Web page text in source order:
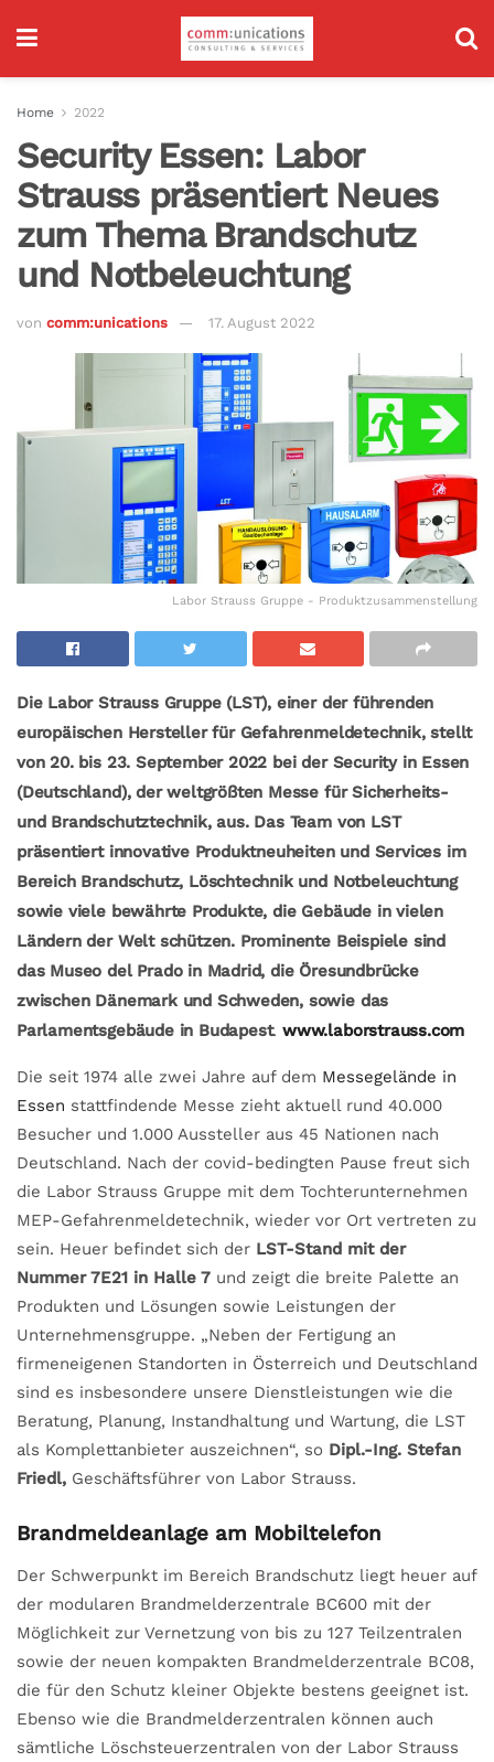
Home 2022
Security Essen: Labor
Strauss präsentiert Neues
zum Thema Brandschutz
und Notbeleuchtung
von comm:unications 17. August 2022
Labor Strauss Gruppe - Produktzusammenstellung
Die Labor Strauss Gruppe (LST), einer der führenden
europäischen Hersteller für Gefahrenmeldetechnik, stellt
von 20. bis 23. September 2022 bei der Security in Essen
(Deutschland), der weltgrößten Messe fürSicherheits-
und Brandschutztechnik, aus. Das Team von LST
präsentiert innovative Produktneuheiten und Services im
Bereich Brandschutz, Löschtechnik und Notbeleuchtung
sowie viele bewährte Produkte, die Gebäude in vielen
Ländern der Welt schützen. Prominente Beispiele sind
das Museo del Prado in Madrid, die Öresundbrücke
zwischen Dänemark und Schweden, sowie das
Parlamentsgebäude in Budapest.www.laborstrauss.com
Die seit 1974 alle zwei Jahre auf dem Messegelände in
Essen stattfindende Messe zieht aktuell rund 40.000
Besucher und 1.000 Aussteller aus 45 Nationen nach
Deutschland. Nach der covid-bedingten Pause freut sich
die Labor Strauss Gruppe mit dem Tochterunternehmen
MEP-Gefahrenmeldetechnik, wieder vor Ort vertreten zu
sein. Heuer befindet sich der LST-Stand mit der
Nummer 7E21 in Halle 7 und zeigt die breite Palette an
Produkten und Lösungen sowie Leistungen der
Unternehmensgruppe. „Neben der Fertigung an
firmeneigenen Standorten in Österreich und Deutschland
sind es insbesondere unsere Dienstleistungen wie die
Beratung, Planung, Instandhaltung und Wartung, die LST
als Komplettanbieter auszeichnen“, so Dipl.-Ing. Stefan
Friedl, Geschäftsführer von Labor Strauss.
Brandmeldeanlage am Mobiltelefon
Der Schwerpunkt im Bereich Brandschutz liegt heuer auf
der modularen Brandmelderzentrale BC600 mit der
Möglichkeit zur Vernetzung von bis zu 127 Teilzentralen
sowie der neuen kompakten Brandmelderzentrale BC08,
die für den Schutz kleiner Objekte bestens geeignet ist.
Ebenso wie die Brandmelderzentralen können auch
sämtliche Löschsteuerzentralen von der Labor Strauss